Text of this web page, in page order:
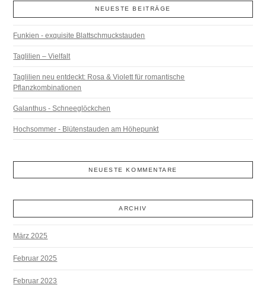
NEUESTE BEITRÄGE
Funkien - exquisite Blattschmuckstauden
Taglilien – Vielfalt
Taglilien neu entdeckt: Rosa & Violett für romantische
Pflanzkombinationen
Galanthus - Schneeglöckchen
Hochsommer - Blütenstauden am Höhepunkt
NEUESTE KOMMENTARE
ARCHIV
März 2025
Februar 2025
Februar 2023